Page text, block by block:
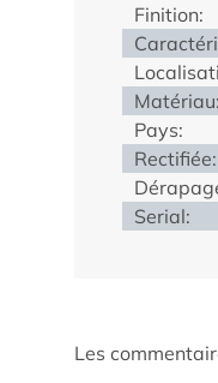
Finition:
Matériau:
Pays:
Rectifiée:
Serial:
Les